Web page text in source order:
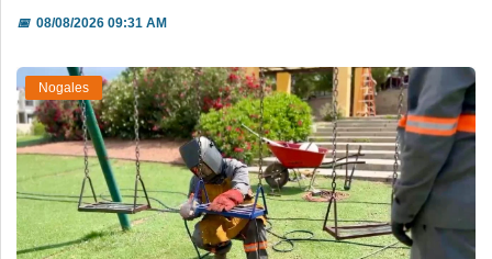
📅08/08/2026 09:31 AM
Nogales